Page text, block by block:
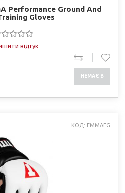
Performance Ground And
Gloves
відгук
НЕМАЄ В
КОД: FMMAFG